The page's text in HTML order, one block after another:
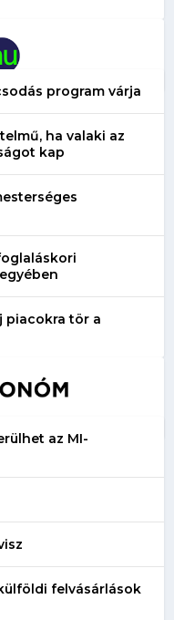
program várja
ha valaki az
kap
piacokra tör a
az MI-
felvásárlások